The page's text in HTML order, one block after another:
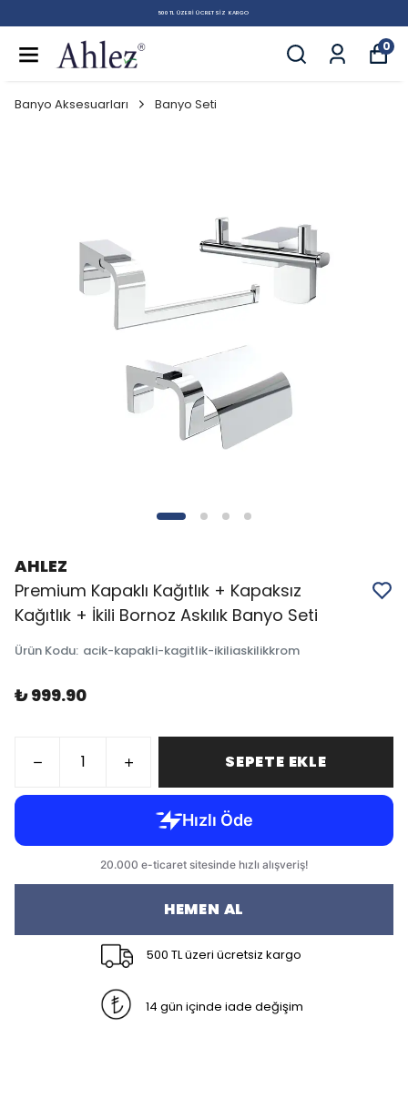
500 TL ÜZERI ÜCRETSIZ KARGO
0
Banyo Aksesuarları Banyo Seti
AHLEZ
Premium Kapaklı Kağıtlık + Kapaksız
Kağıtlık + İkili Bornoz Askılık Banyo Seti
Ürün Kodu: acik-kapakli-kagitlik-ikiliaskilikkrom
₺ 999.90
SEPETE EKLE
HEMEN AL
500 TL üzeri ücretsiz kargo
14 gün içinde iade değişim